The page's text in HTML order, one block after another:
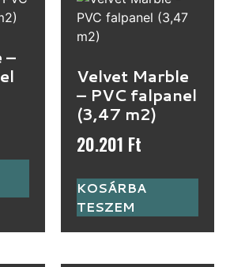
–
Velvet Marble
– PVC falpanel
(3,47 m2)
20.201 Ft
KOSÁRBA
TESZEM